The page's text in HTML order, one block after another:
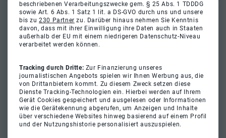
beschriebenen Verarbeitungszwecke gem. § 25 Abs. 1 TDDDG
sowie Art. 6 Abs. 1 Satz 1 lit. a DS-GVO durch uns und unsere
bis zu230 Partner zu. Darüber hinaus nehmen Sie Kenntnis
davon, dass mit ihrer Einwilligung ihre Daten auch in Staaten
außerhalb der EU mit einem niedrigeren Datenschutz-Niveau
verarbeitet werden können.
Tracking durch Dritte: Zur Finanzierung unseres
journalistischen Angebots spielen wir Ihnen Werbung aus, die
von Drittanbietern kommt. Zu diesem Zweck setzen diese
Dienste Tracking-Technologien ein. Hierbei werden auf Ihrem
Gerät Cookies gespeichert und ausgelesen oder Informationen
wie die Gerätekennung abgerufen, um Anzeigen und Inhalte
über verschiedene Websites hinweg basierend auf einem Profil
und der Nutzungshistorie personalisiert auszuspielen.